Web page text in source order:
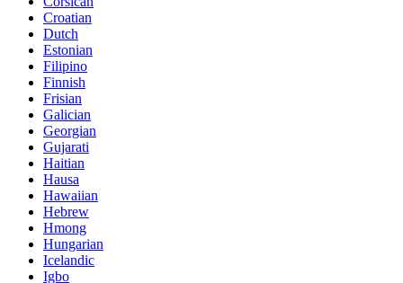
Croatian
Dutch
Estonian
Filipino
Finnish
Frisian
Galician
Georgian
Gujarati
Haitian
Hausa
Hawaiian
Hebrew
Hmong
Hungarian
Icelandic
Igbo